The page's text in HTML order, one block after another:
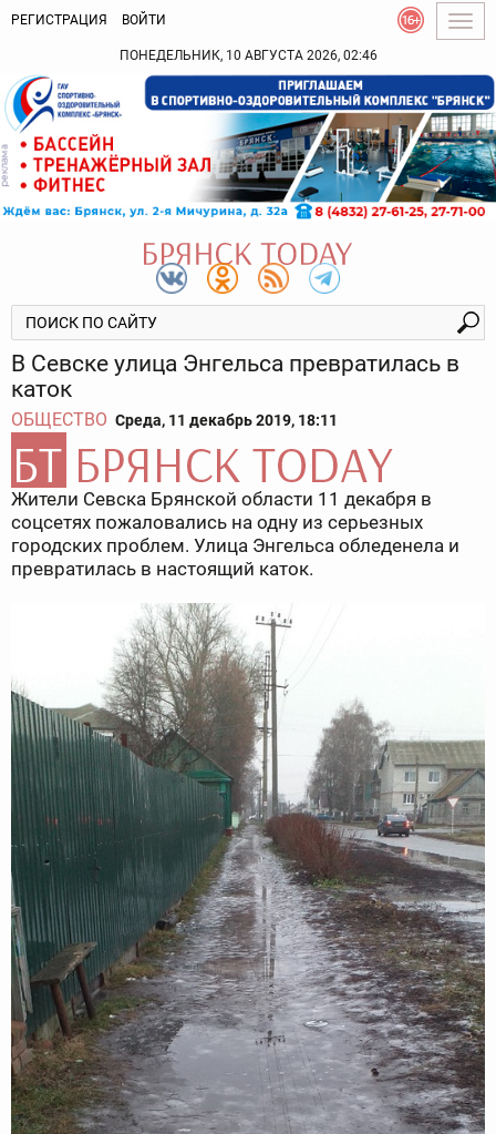
РЕГИСТРАЦИЯ ВОЙТИ
ПОНЕДЕЛЬНИК, 10 АВГУСТА 2026, 02:46
В Севске улица Энгельса превратилась в
каток
ОБЩЕСТВО Среда, 11 декабрь 2019, 18:11
Жители Севска Брянской области 11 декабря в
соцсетях пожаловались на одну из серьезных
городских проблем. Улица Энгельса обледенела и
превратилась в настоящий каток.